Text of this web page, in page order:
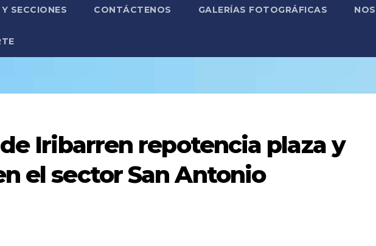
SECCIONES CONTÁCTENOS GALERÍAS FOTOGRÁFICAS
Iribarren repotencia plaza y
el sector San Antonio